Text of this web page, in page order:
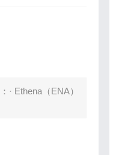
Ethena（ENA）